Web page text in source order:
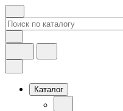
Каталог